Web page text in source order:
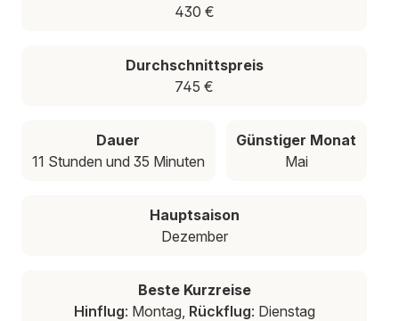
430 €
Durchschnittspreis
745 €
Dauer
11 Stunden und 35 Minuten
Günstiger Monat
Mai
Hauptsaison
Dezember
Beste Kurzreise
Hinflug: Montag, Rückflug: Dienstag